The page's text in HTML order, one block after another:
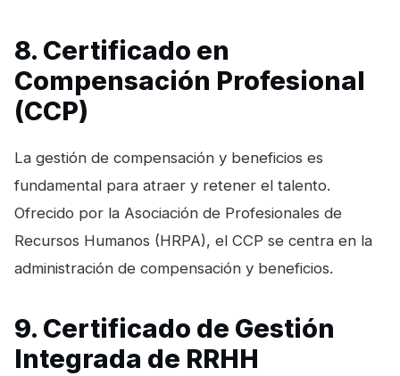
8. Certificado en
Compensación Profesional
(CCP)
La gestión de compensación y beneficios es
fundamental para atraer y retener el talento.
Ofrecido por la Asociación de Profesionales de
Recursos Humanos (HRPA), el CCP se centra en la
administración de compensación y beneficios.
9. Certificado de Gestión
Integrada de RRHH